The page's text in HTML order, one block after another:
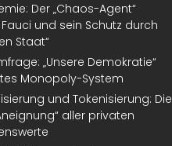
Der „Chaos-Agent“
und sein Schutz durch
Staat“
„Unsere Demokratie“
Monopoly-System
und Tokenisierung: Die
aller privaten